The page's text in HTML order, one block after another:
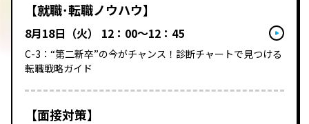
【就職･転職ノウハウ】
8月18日（火） 12：00～12：45
C-3：“第二新卒”の今がチャンス！診断チャートで見つける
転職戦略ガイド
【面接対策】